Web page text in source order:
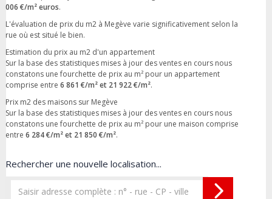
006 €/m² euros.
L'évaluation de prix du m2 à Megève varie significativement selon la
rue où est situé le bien.
Estimation du prix au m2 d'un appartement
Sur la base des statistiques mises à jour des ventes en cours nous
constatons une fourchette de prix au m² pour un appartement
comprise entre 6 861 €/m² et 21 922 €/m².
Prix m2 des maisons sur Megève
Sur la base des statistiques mises à jour des ventes en cours nous
constatons une fourchette de prix au m² pour une maison comprise
entre 6 284 €/m² et 21 850 €/m².
Rechercher une nouvelle localisation...